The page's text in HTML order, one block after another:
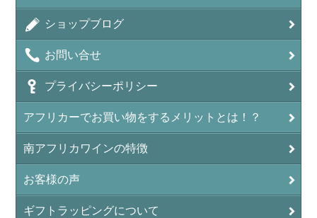
ショップブログ
お問い合せ
プライバシーポリシー
アフリカーでお買い物をするメリットとは！？
南アフリカワインの特徴
お客様の声
ギフトラッピングについて